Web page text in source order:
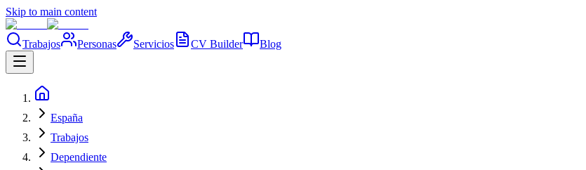
Skip to main content
Trabajos Personas Servicios CV Builder Blog
España
Trabajos
Dependiente